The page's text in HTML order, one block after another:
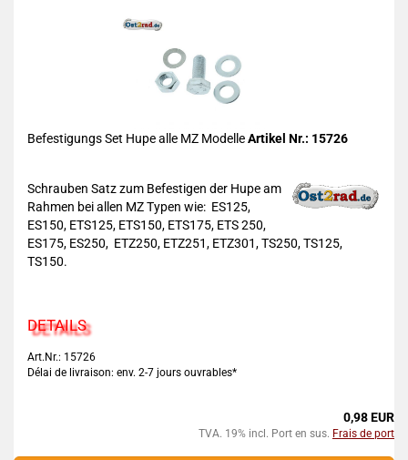
Befestigungs Set Hupe alle MZ ModelleArtikel Nr.: 15726
Schrauben Satz zum Befestigen der Hupe am
Rahmen bei allen MZ Typen wie: ES125,
ES150, ETS125, ETS150, ETS175, ETS 250,
ES175, ES250, ETZ250, ETZ251, ETZ301, TS250, TS125,
TS150.
DETAILS
Art.Nr.: 15726
Délai de livraison: env. 2-7 jours ouvrables*
0,98 EUR
TVA. 19% incl. Port en sus. Frais de port